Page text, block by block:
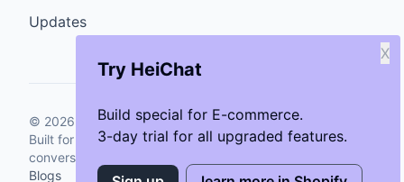
Try HeiChat
Build special for E-commerce.
3-day trial for all upgraded features.
X
Updates
© 2026 GenCybers Inc. All rights reserved.
Built for storefronts that want faster answers and cleaner
conversions.
Blogs